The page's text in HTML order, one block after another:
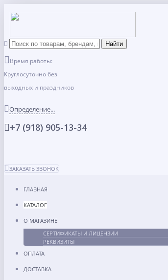
Время работы:
Круглосуточно без
выходных и праздников
Определение...
+7 (918) 905-13-34
ЗАКАЗАТЬ ЗВОНОК
ГЛАВНАЯ
КАТАЛОГ
О МАГАЗИНЕ
СЕРТИФИКАТЫ И ЛИЦЕНЗИИ
РЕКВИЗИТЫ
ОПЛАТА
ДОСТАВКА